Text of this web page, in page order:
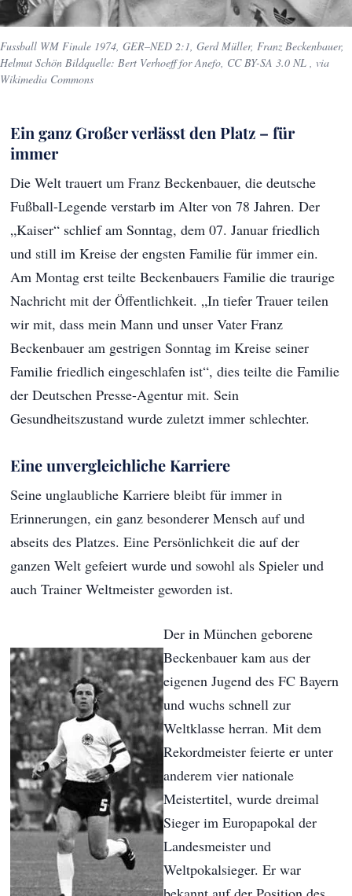
Fussball WM Finale 1974, GER–NED 2:1, Gerd Müller, Franz Beckenbauer,
Helmut Schön Bildquelle: Bert Verhoeff for Anefo, CC BY-SA 3.0 NL , via
Wikimedia Commons
Ein ganz Großer verlässt den Platz – für
immer
Die Welt trauert um Franz Beckenbauer, die deutsche
Fußball-Legende verstarb im Alter von 78 Jahren. Der
„Kaiser“ schlief am Sonntag, dem 07. Januar friedlich
und still im Kreise der engsten Familie für immer ein.
Am Montag erst teilte Beckenbauers Familie die traurige
Nachricht mit der Öffentlichkeit. „In tiefer Trauer teilen
wir mit, dass mein Mann und unser Vater Franz
Beckenbauer am gestrigen Sonntag im Kreise seiner
Familie friedlich eingeschlafen ist“, dies teilte die Familie
der Deutschen Presse-Agentur mit. Sein
Gesundheitszustand wurde zuletzt immer schlechter.
Eine unvergleichliche Karriere
Seine unglaubliche Karriere bleibt für immer in
Erinnerungen, ein ganz besonderer Mensch auf und
abseits des Platzes. Eine Persönlichkeit die auf der
ganzen Welt gefeiert wurde und sowohl als Spieler und
auch Trainer Weltmeister geworden ist.
Der in München geborene
Beckenbauer kam aus der
eigenen Jugend des FC Bayern
und wuchs schnell zur
Weltklasse herran. Mit dem
Rekordmeister feierte er unter
anderem vier nationale
Meistertitel, wurde dreimal
Sieger im Europapokal der
Landesmeister und
Weltpokalsieger. Er war